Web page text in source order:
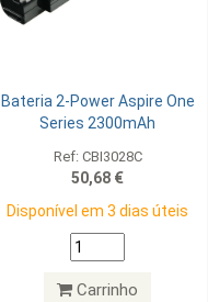
Bateria 2-Power Aspire One
Series 2300mAh
Ref: CBI3028C
50,68 €
Disponível em 3 dias úteis
Carrinho